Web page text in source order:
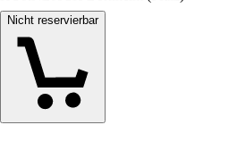
Nicht reservierbar